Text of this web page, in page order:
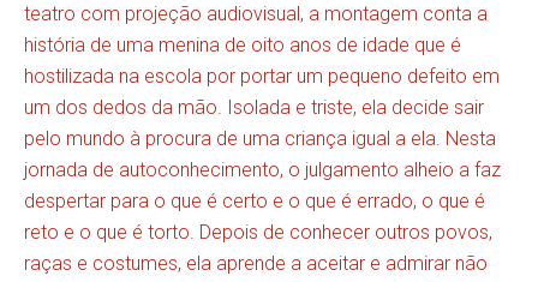
teatro com projeção audiovisual, a montagem conta a
história de uma menina de oito anos de idade que é
hostilizada na escola por portar um pequeno defeito em
um dos dedos da mão. Isolada e triste, ela decide sair
pelo mundo à procura de uma criança igual a ela. Nesta
jornada de autoconhecimento, o julgamento alheio a faz
despertar para o que é certo e o que é errado, o que é
reto e o que é torto. Depois de conhecer outros povos,
raças e costumes, ela aprende a aceitar e admirar não